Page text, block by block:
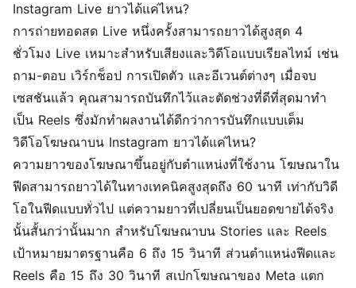
Instagram Live ยาวได้แค่ไหน?
การถ่ายทอดสด Live หนึ่งครั้งสามารถยาวได้สูงสุด 4
ชั่วโมง Live เหมาะสำหรับเสียงและวิดีโอแบบเรียลไทม์ เช่น
ถาม-ตอบ เวิร์กช็อป การเปิดตัว และอีเวนต์ต่างๆ เมื่อจบ
เซสชันแล้ว คุณสามารถบันทึกไว้และตัดช่วงที่ดีที่สุดมาทำ
เป็น Reels ซึ่งมักทำผลงานได้ดีกว่าการบันทึกแบบเต็ม
วิดีโอโฆษณาบน Instagram ยาวได้แค่ไหน?
ความยาวของโฆษณาขึ้นอยู่กับตำแหน่งที่ใช้งาน โฆษณาใน
ฟีดสามารถยาวได้ในทางเทคนิคสูงสุดถึง 60 นาที เท่ากับวิดี
โอในฟีดแบบทั่วไป แต่ความยาวที่เปลี่ยนเป็นยอดขายได้จริง
นั้นสั้นกว่านั้นมาก สำหรับโฆษณาบน Stories และ Reels
เป้าหมายมาตรฐานคือ 6 ถึง 15 วินาที ส่วนตำแหน่งฟีดและ
Reels คือ 15 ถึง 30 วินาที สเปกโฆษณาของ Meta แตก